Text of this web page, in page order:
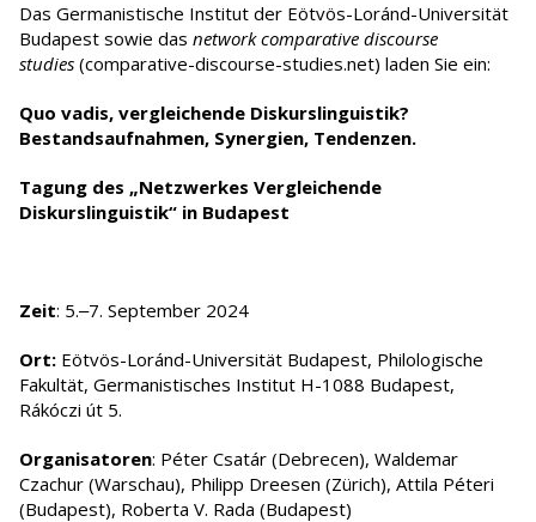
Das Germanistische Institut der Eötvös-Loránd-Universität
Budapest sowie das network comparative discourse
studies (comparative-discourse-studies.net) laden Sie ein:
Quo vadis, vergleichende Diskurslinguistik?
Bestandsaufnahmen, Synergien, Tendenzen.
Tagung des „Netzwerkes Vergleichende
Diskurslinguistik“ in Budapest
Zeit: 5.‒7. September 2024
Ort: Eötvös-Loránd-Universität Budapest, Philologische
Fakultät, Germanistisches Institut H-1088 Budapest,
Rákóczi út 5.
Organisatoren: Péter Csatár (Debrecen), Waldemar
Czachur (Warschau), Philipp Dreesen (Zürich), Attila Péteri
(Budapest), Roberta V. Rada (Budapest)